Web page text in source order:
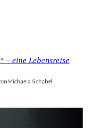
– eine Lebensreise
Michaela Schabel